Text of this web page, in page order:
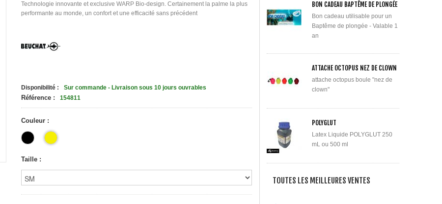
Technologie innovante et exclusive WARP Bio-design. Certainement la palme la plus
performante au monde, un confort et une efficacité sans précédent
Disponibilité : Sur commande - Livraison sous 10 jours ouvrables
Référence : 154811
Couleur :
Taille :
BON CADEAU BAPTÊME DE PLONGÉE
Bon cadeau utilisable pour un
Baptême de plongée - Valable 1
an
ATTACHE OCTOPUS NEZ DE CLOWN
attache octopus boule "nez de
clown"
POLYGLUT
Latex Liquide POLYGLUT 250
mL ou 500 ml
TOUTES LES MEILLEURES VENTES